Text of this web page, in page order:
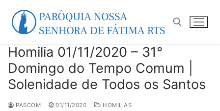
para
Pesquisar por:
Homilia 01/11/2020 – 31°
Domingo do Tempo Comum |
Solenidade de Todos os Santos
PASCOM 01/11/2020
HOMILIAS